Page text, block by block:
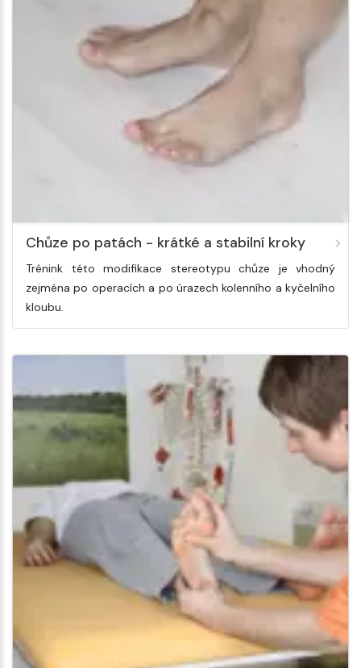
Chůze po patách - krátké a stabilní kroky
Trénink této modifikace stereotypu chůze je vhodný
zejména po operacích a po úrazech kolenního a kyčelního
kloubu.